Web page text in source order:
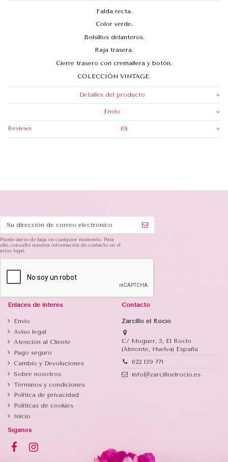
Falda recta.
Color verde.
Bolsillos delanteros.
Raja trasera.
Cierre trasero con cremallera y botón.
COLECCIÓN VINTAGE.
Detalles del producto
Envio
Reviews (0)
Puede darse de baja en cualquier momento. Para
ello, consulte nuestra información de contacto en el
aviso legal.
Enlaces de interés
Envío
Aviso legal
Atención al Cliente
Pago seguro
Cambio y Devoluciones
Sobre nosotros
Términos y condiciones
Política de privacidad
Politicas de cookies
Inicio
Contacto
Zarcillo el Rocío
C/ Moguer, 5, El Rocío
(Almonte, Huelva) España
622 139 771
info@zarcilloelrocio.es
Síganos